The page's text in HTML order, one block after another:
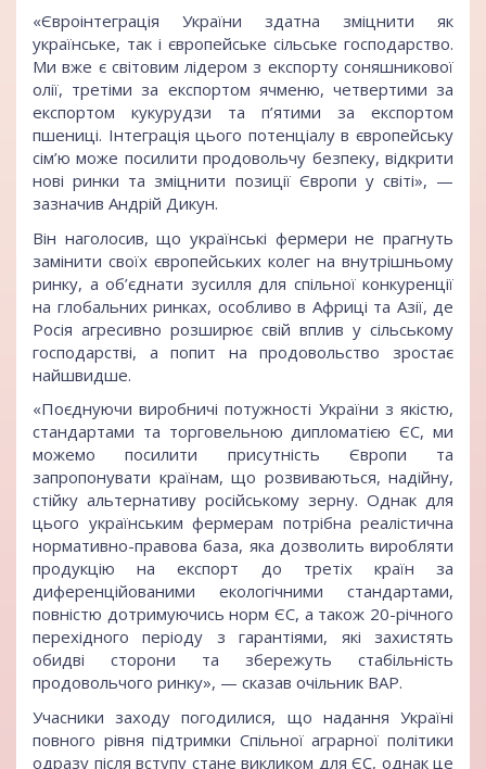
«Євроінтеграція України здатна зміцнити як
українське, так і європейське сільське господарство.
Ми вже є світовим лідером з експорту соняшникової
олії, третіми за експортом ячменю, четвертими за
експортом кукурудзи та п’ятими за експортом
пшениці. Інтеграція цього потенціалу в європейську
сім’ю може посилити продовольчу безпеку, відкрити
нові ринки та зміцнити позиції Європи у світі», —
зазначив Андрій Дикун.
Він наголосив, що українські фермери не прагнуть
замінити своїх європейських колег на внутрішньому
ринку, а об’єднати зусилля для спільної конкуренції
на глобальних ринках, особливо в Африці та Азії, де
Росія агресивно розширює свій вплив у сільському
господарстві, а попит на продовольство зростає
найшвидше.
«Поєднуючи виробничі потужності України з якістю,
стандартами та торговельною дипломатією ЄС, ми
можемо посилити присутність Європи та
запропонувати країнам, що розвиваються, надійну,
стійку альтернативу російському зерну. Однак для
цього українським фермерам потрібна реалістична
нормативно-правова база, яка дозволить виробляти
продукцію на експорт до третіх країн за
диференційованими екологічними стандартами,
повністю дотримуючись норм ЄС, а також 20-річного
перехідного періоду з гарантіями, які захистять
обидві сторони та збережуть стабільність
продовольчого ринку», — сказав очільник ВАР.
Учасники заходу погодилися, що надання Україні
повного рівня підтримки Спільної аграрної політики
одразу після вступу стане викликом для ЄС, однак це